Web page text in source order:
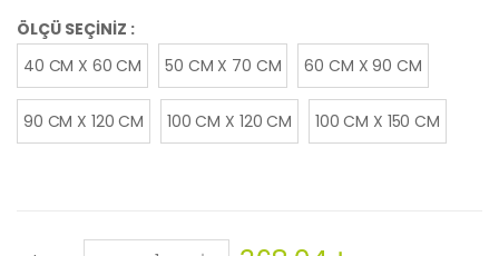
ÖLÇÜ SEÇİNİZ :
40 CM X 60 CM
50 CM X 70 CM 60 CM X 90 CM
90 CM X 120 CM 100 CM X 120 CM 100 CM X 150 CM